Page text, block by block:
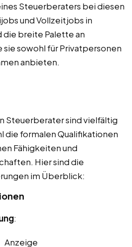
Steuerberaters bei diesen
und Vollzeitjobs in
die breite Palette an
sowohl für Privatpersonen
anbieten.
Steuerberater sind vielfältig
die formalen Qualifikationen
Fähigkeiten und
Hier sind die
im Überblick:
:
Anzeige